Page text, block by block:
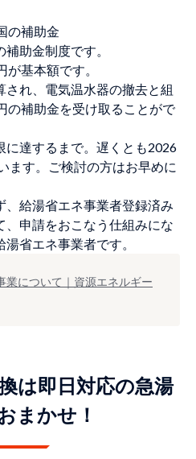
の補助金
助金制度です。
基本額です。
れ、電気温水器の撤去と組
の補助金を受け取ることがで
に達するまで。遅くとも2026
ます。ご検討の方はお早めに
、給湯省エネ事業者登録済み
申請をおこなう仕組みにな
省エネ事業者です。
業について｜資源エネルギー
は即日対応の急湯
まかせ！